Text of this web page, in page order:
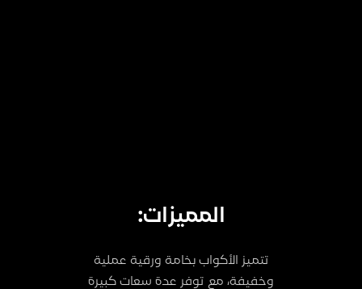
المميزات:
تتميز الأكواب بخامة ورقية عملية
وخفيفة، مع توفر عدة سعات كبيرة